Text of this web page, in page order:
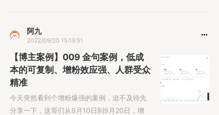
阿九
2022/09/20 15:19:51
【博主案例】009 金句案例，低成
本的可复制、增粉效应强、人群受众
精准
今天突然看到个增粉爆强的案例，迫不及待先
分享一下，这哥们从9月10日到9月20日，增